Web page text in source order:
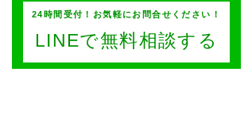
24時間受付！お気軽にお問合せください！
LINEで無料相談する